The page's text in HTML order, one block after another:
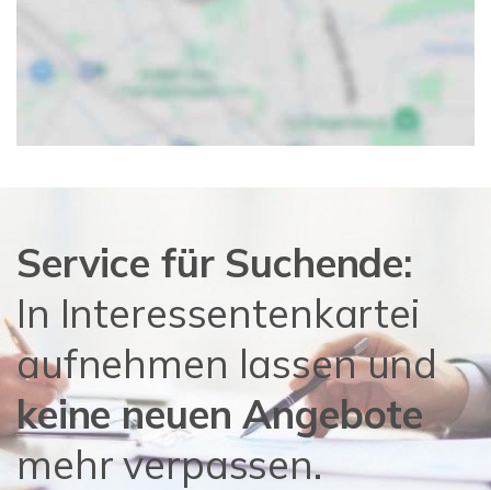
Service für Suchende:
In Interessentenkartei
aufnehmen lassen und
keine neuen Angebote
mehr verpassen.